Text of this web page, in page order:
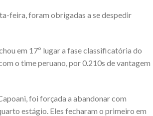
feira, foram obrigadas a se despedir
em 17º lugar a fase classificatória do
o time peruano, por 0.210s de vantagem
foi forçada a abandonar com
estágio. Eles fecharam o primeiro em